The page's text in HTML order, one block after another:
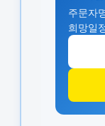
주문자
희망일